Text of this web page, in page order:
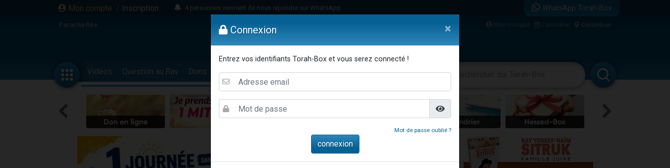
Mon compte / Inscription
4 personnes viennent de nous rejoindre sur WhatsApp
3 personnes viennent de nous rejoindre sur WhatsApp
13 personnes viennent de demander une bénédiction
2 personnes viennent de nous rejoindre sur WhatsApp
30 personnes viennent de faire un don pour Sauvez la jambe de Yohan
12 nouvelles musiques dans Torah-Box Music
3 personnes viennent de nous rejoindre sur WhatsApp
WhatsApp Torah-Box
Paracha Réé Mon compte Calendrier Columbus
Vidéos Question au Rav Dons Femmes Enfants Etude sur Texte Musique Paracha Divertissements
Connexion ×
Entrez vos identifiants Torah-Box et vous serez connecté !
Mot de passe oublié ?